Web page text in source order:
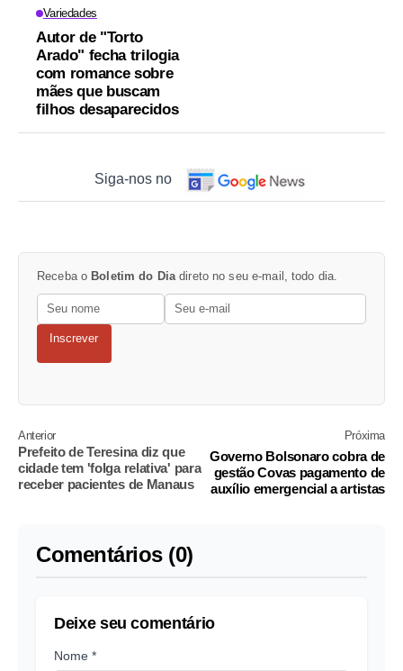
Variedades
Autor de "Torto
Arado" fecha trilogia
com romance sobre
mães que buscam
filhos desaparecidos
Siga-nos no
Receba o Boletim do Diadireto no seu e-mail, todo dia.
Inscrever
Anterior
Prefeito de Teresina diz que
cidade tem 'folga relativa' para
receber pacientes de Manaus
Próxima
Governo Bolsonaro cobra de
gestão Covas pagamento de
auxílio emergencial a artistas
Comentários (0)
Deixe seu comentário
Nome *